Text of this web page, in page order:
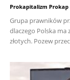
Prokapitalizm Prokap
Grupa prawników
dlaczego Polska ma
złotych. Pozew